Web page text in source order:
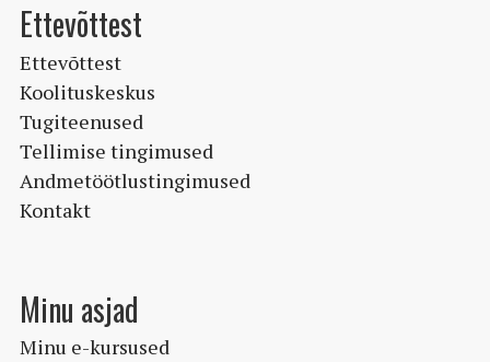
Ettevõttest
Ettevõttest
Koolituskeskus
Tugiteenused
Tellimise tingimused
Andmetöötlustingimused
Kontakt
Minu asjad
Minu e-kursused